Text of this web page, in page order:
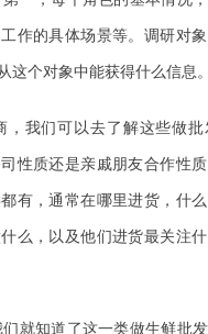
作的具体场景等。调研对
这个对象中能获得什么信息。
，我们可以去了解这些做
性质还是亲戚朋友合作性
有，通常在哪里进货，什
么，以及他们进货最关注
就知道了这一类做生鲜批